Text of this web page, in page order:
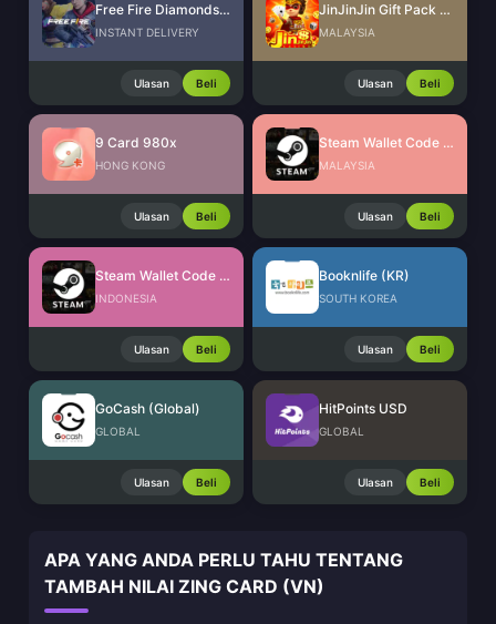
Free Fire Diamonds EU + TR
INSTANT DELIVERY
Ulasan Beli
JinJinJin Gift Pack Redeem Code
MALAYSIA
Ulasan Beli
9 Card 980x
HONG KONG
Ulasan Beli
Steam Wallet Code (MYR)
MALAYSIA
Ulasan Beli
Steam Wallet Code (IDR)
INDONESIA
Ulasan Beli
Booknlife (KR)
SOUTH KOREA
Ulasan Beli
GoCash (Global)
GLOBAL
Ulasan Beli
HitPoints USD
GLOBAL
Ulasan Beli
APA YANG ANDA PERLU TAHU TENTANG
TAMBAH NILAI ZING CARD (VN)